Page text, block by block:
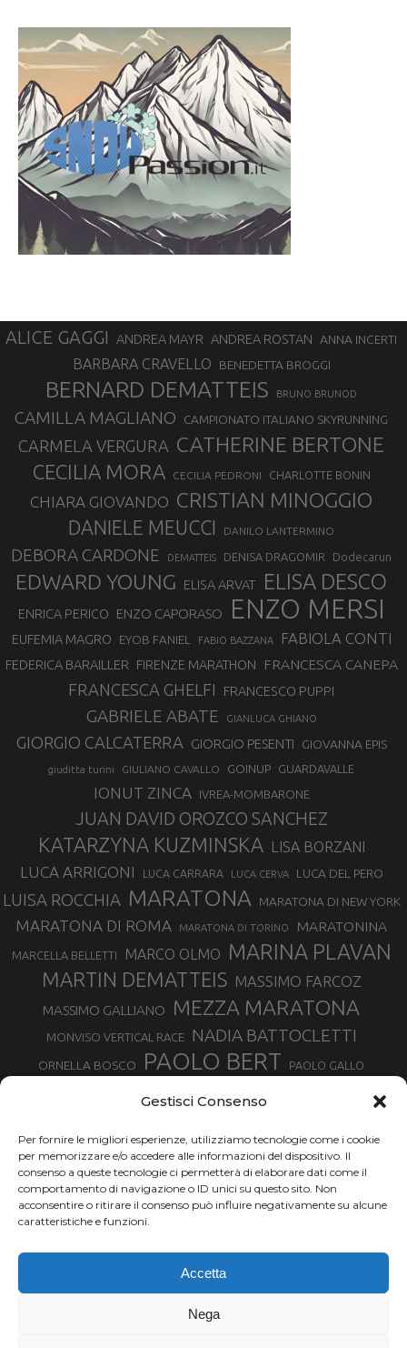
Gestisci Consenso
Per fornire le migliori esperienze, utilizziamo tecnologie come i cookie
per memorizzare e/o accedere alle informazioni del dispositivo. Il
consenso a queste tecnologie ci permetterà di elaborare dati come il
comportamento di navigazione o ID unici su questo sito. Non
acconsentire o ritirare il consenso può influire negativamente su alcune
caratteristiche e funzioni.
Accetta
Nega
ALICE GAGGI ANDREA MAYR ANDREA ROSTAN ANNA INCERTI
BARBARA CRAVELLO BENEDETTA BROGGI
BERNARD DEMATTEIS BRUNO BRUNOD
CAMILLA MAGLIANO CAMPIONATO ITALIANO SKYRUNNING
CARMELA VERGURA CATHERINE BERTONE
CECILIA MORA CECILIA PEDRONI CHARLOTTE BONIN
CHIARA GIOVANDO CRISTIAN MINOGGIO
DANIELE MEUCCI DANILO LANTERMINO
DEBORA CARDONE DEMATTEIS DENISA DRAGOMIR Dodecarun
EDWARD YOUNG ELISA ARVAT ELISA DESCO
ENRICA PERICO ENZO CAPORASO ENZO MERSI
EUFEMIA MAGRO EYOB FANIEL FABIO BAZZANA FABIOLA CONTI
FEDERICA BARAILLER FIRENZE MARATHON FRANCESCA CANEPA
FRANCESCA GHELFI FRANCESCO PUPPI
GABRIELE ABATE GIANLUCA GHIANO
GIORGIO CALCATERRA GIORGIO PESENTI GIOVANNA EPIS
giuditta turini GIULIANO CAVALLO GOINUP GUARDAVALLE
IONUT ZINCA IVREA-MOMBARONE
JUAN DAVID OROZCO SANCHEZ
KATARZYNA KUZMINSKA LISA BORZANI
LUCA ARRIGONI LUCA CARRARA LUCA CERVA LUCA DEL PERO
LUISA ROCCHIA MARATONA MARATONA DI NEW YORK
MARATONA DI ROMA MARATONA DI TORINO MARATONINA
MARCELLA BELLETTI MARCO OLMO MARINA PLAVAN
MARTIN DEMATTEIS MASSIMO FARCOZ
MASSIMO GALLIANO MEZZA MARATONA
MONVISO VERTICAL RACE NADIA BATTOCLETTI
ORNELLA BOSCO PAOLO BERT PAOLO GALLO
SILVIA SERAFINI SONIA GLAREY TAVAGNASCO TOR DES GEANTS
TOUR MONVISO TRAIL TRAIL MONTE CASTO TROFEO KIMA
TURIN MARATHON URBAN ZEMMER VAL DI FASSA RUNNING
VALENTINA BELOTTI
VENICE MARATHON
XAVIER CHEVRIER
YEMAN CRIPPA